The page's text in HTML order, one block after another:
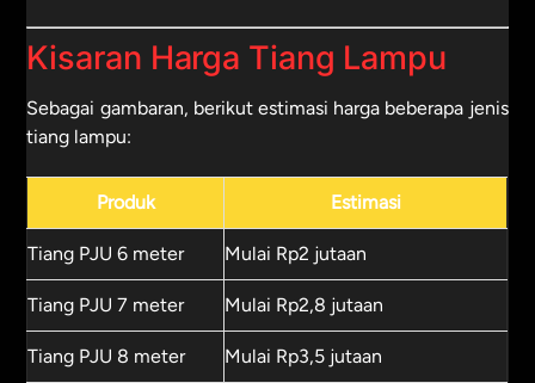
Kisaran Harga Tiang Lampu
Sebagai gambaran, berikut estimasi harga beberapa jenis
tiang lampu:
Produk Estimasi
Tiang PJU 6 meter Mulai Rp2 jutaan
Tiang PJU 7 meter Mulai Rp2,8 jutaan
Tiang PJU 8 meter Mulai Rp3,5 jutaan